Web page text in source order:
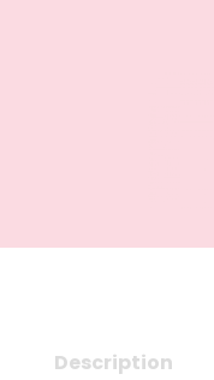
Description